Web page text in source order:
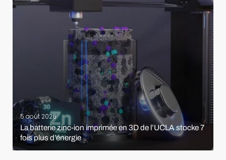
5 août 2026
La batterie zinc-ion imprimée en 3D de l’UCLA stocke 7
fois plus d’énergie